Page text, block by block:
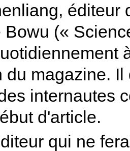
éditeur
Bowu («
du magazine.
internautes
d'article.
qui ne